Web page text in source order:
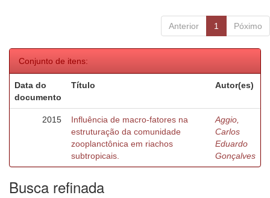
Anterior 1 Póximo
Conjunto de itens:
Data do
documento
Título Autor(es)
2015
Influência de macro-fatores na
estruturação da comunidade
zooplanctônica em riachos
subtropicais.
Aggio,
Carlos
Eduardo
Gonçalves
Busca refinada